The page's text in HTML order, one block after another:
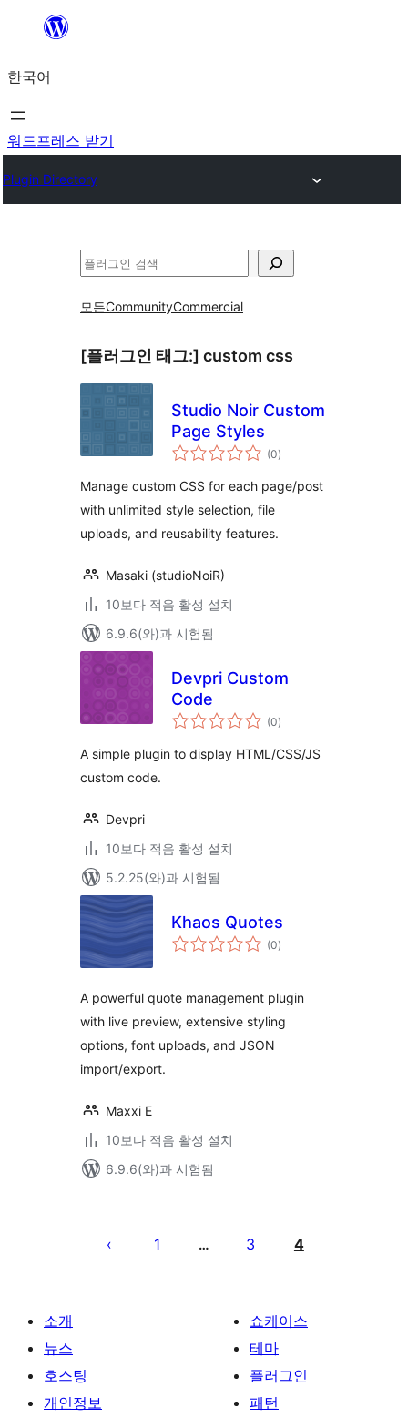
츠
로
바
가
한국어
워드프레스 받기
Plugin Directory
검
모든CommunityCommercial
[플러그인 태그:] custom css
Studio Noir Custom
Page Styles
(0전
체
점
)
Manage custom CSS for each page/post
with unlimited style selection, file
uploads, and reusability features.
Masaki (studioNoiR)
10보다 적음 활성 설치
6.9.6(와)과 시험됨
Devpri Custom
Code
(0전
체
점
)
A simple plugin to display HTML/CSS/JS
custom code.
Devpri
10보다 적음 활성 설치
5.2.25(와)과 시험됨
Khaos Quotes
(0전
체)
A powerful quote management plugin
with live preview, extensive styling
options, font uploads, and JSON
import/export.
Maxxi E
10보다 적음 활성 설치
6.9.6(와)과 시험됨
1 … 3 4
소개
뉴스
호스팅
개인정보
쇼케이스
테마
플러그인
패턴